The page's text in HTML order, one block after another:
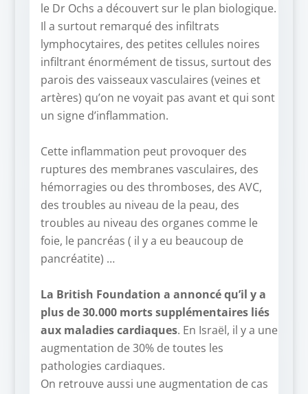
le Dr Ochs a découvert sur le plan biologique.
Il a surtout remarqué des infiltrats
lymphocytaires, des petites cellules noires
infiltrant énormément de tissus, surtout des
parois des vaisseaux vasculaires (veines et
artères) qu’on ne voyait pas avant et qui sont
un signe d’inflammation.
Cette inflammation peut provoquer des
ruptures des membranes vasculaires, des
hémorragies ou des thromboses, des AVC,
des troubles au niveau de la peau, des
troubles au niveau des organes comme le
foie, le pancréas ( il y a eu beaucoup de
pancréatite) …
La British Foundation a annoncé qu’il y a
plus de 30.000 morts supplémentaires liés
aux maladies cardiaques. En Israël, il y a une
augmentation de 30% de toutes les
pathologies cardiaques.
On retrouve aussi une augmentation de cas